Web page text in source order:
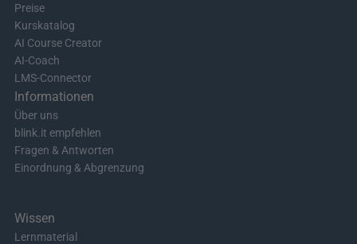
Preise
Kurskatalog
AI Course Creator
AI-Coach
LMS-Connector
Informationen
Über uns
blink.it empfehlen
Fragen & Antworten
Einordnung & Abgrenzung
Wissen
Lernmaterial